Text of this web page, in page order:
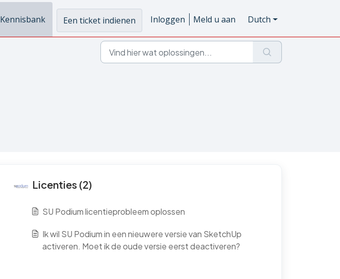
Kennisbank Een ticket indienen Inloggen Meld u aan Dutch
Licenties (2)
SU Podium licentieprobleem oplossen
Ik wil SU Podium in een nieuwere versie van SketchUp
activeren. Moet ik de oude versie eerst deactiveren?